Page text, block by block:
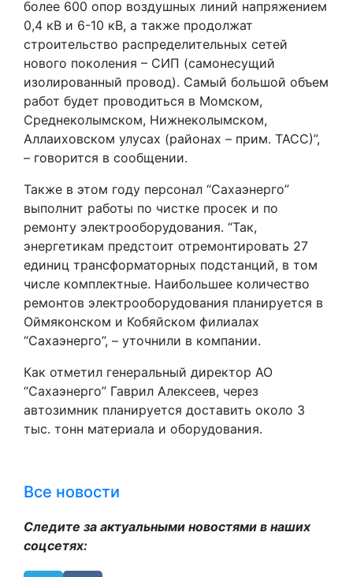
более 600 опор воздушных линий напряжением
0,4 кВ и 6-10 кВ, а также продолжат
строительство распределительных сетей
нового поколения – СИП (самонесущий
изолированный провод). Самый большой объем
работ будет проводиться в Момском,
Среднеколымском, Нижнеколымском,
Аллаиховском улусах (районах – прим. ТАСС)”,
– говорится в сообщении.
Также в этом году персонал “Сахаэнерго”
выполнит работы по чистке просек и по
ремонту электрооборудования. “Так,
энергетикам предстоит отремонтировать 27
единиц трансформаторных подстанций, в том
числе комплектные. Наибольшее количество
ремонтов электрооборудования планируется в
Оймяконском и Кобяйском филиалах
“Сахаэнерго”, – уточнили в компании.
Как отметил генеральный директор АО
“Сахаэнерго” Гаврил Алексеев, через
автозимник планируется доставить около 3
тыс. тонн материала и оборудования.
Все новости
Следите за актуальными новостями в наших
соцсетях: